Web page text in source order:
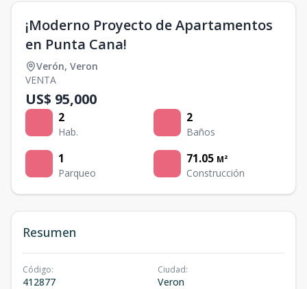
¡Moderno Proyecto de Apartamentos
en Punta Cana!
Verón, Veron
VENTA
US$ 95,000
2
Hab.
2
Baños
1
Parqueo
71.05 M²
Construcción
Resumen
Código:
412877
Ciudad:
Veron